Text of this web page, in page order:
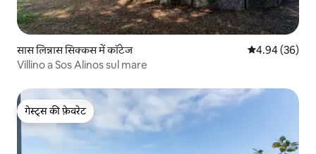
सास लिन्नास सिक्कस में कॉटेज औसत रेटिंग 5 में
4.94 (36)
Villino a Sos Alinos sul mare
गेस्ट्स की फ़ेवरेट
गेस्ट्स की फ़ेवरेट